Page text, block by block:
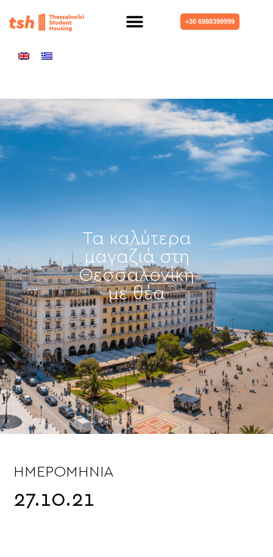
+30 6988399999
Τα καλύτερα
μαγαζιά στη
Θεσσαλονίκη
με θέα
ΗΜΕΡΟΜΗΝΊΑ
27.10.21